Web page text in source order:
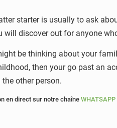
starter is usually to ask
will discover out for anyone
be thinking about your
then your go past an
other person.
en direct sur notre chaîne WHATSAPP